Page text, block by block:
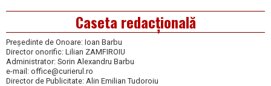
Caseta redacțională
Președinte de Onoare: Ioan Barbu
Director onorific: Lilian ZAMFIROIU
Administrator: Sorin Alexandru Barbu
e-mail: office@curierul.ro
Director de Publicitate: Alin Emilian Tudoroiu